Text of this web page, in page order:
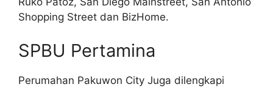
Shopping Street dan BizHome.
SPBU Pertamina
Perumahan Pakuwon City Juga dilengkapi